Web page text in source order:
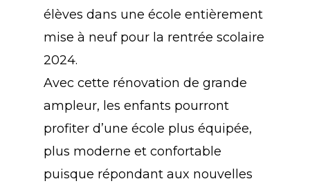
élèves dans une école entièrement
mise à neuf pour la rentrée scolaire
2024.
Avec cette rénovation de grande
ampleur, les enfants pourront
profiter d’une école plus équipée,
plus moderne et confortable
puisque répondant aux nouvelles